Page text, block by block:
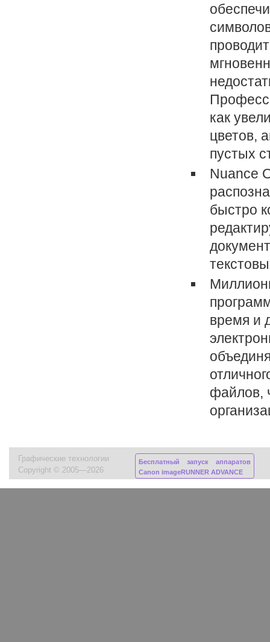
как
цветов,
пустых
Nuance
быстро
время и
файлов,
Графические технологии
Copyright © 2005—2026
Бесплатный запуск аппаратов
Canon imageRUNNER ADVANCE